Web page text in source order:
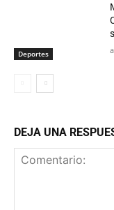
Deportes
DEJA UNA